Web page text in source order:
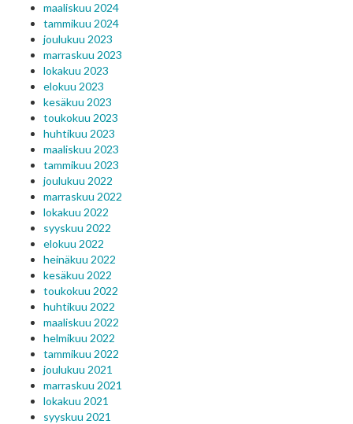
maaliskuu 2024
tammikuu 2024
joulukuu 2023
marraskuu 2023
lokakuu 2023
elokuu 2023
kesäkuu 2023
toukokuu 2023
huhtikuu 2023
maaliskuu 2023
tammikuu 2023
joulukuu 2022
marraskuu 2022
lokakuu 2022
syyskuu 2022
elokuu 2022
heinäkuu 2022
kesäkuu 2022
toukokuu 2022
huhtikuu 2022
maaliskuu 2022
helmikuu 2022
tammikuu 2022
joulukuu 2021
marraskuu 2021
lokakuu 2021
syyskuu 2021